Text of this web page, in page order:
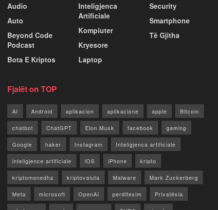
Audio
Auto
Beyond Code
Podcast
Bota E Kriptos
Inteligjenca
Artificiale
Kompiuter
Kryesore
Laptop
Security
Smartphone
Të Gjitha
Fjalët on TOP
AI Android aplikacion aplikacione apple Bitcoin
chatbot ChatGPT Elon Musk facebook gaming
Google haker Instagram Inteligjenca artificiale
inteligjence artificiale iOS iPhone kripto
kriptomonedha kriptovaluta Malware Mark Zuckerberg
Meta microsoft OpenAI perditesim Privatësia